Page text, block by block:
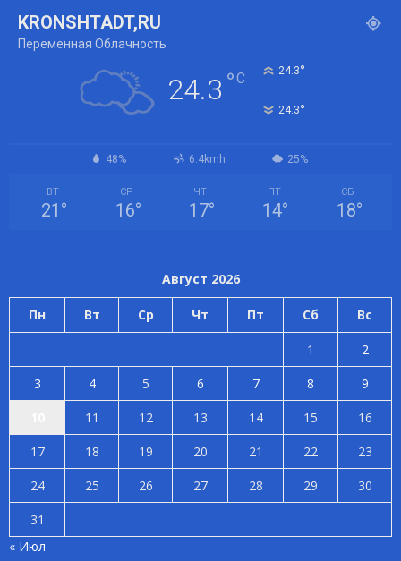
KRONSHTADT,RU
Переменная Облачность
24.3 °C 24.3°
24.3°
48% 6.4kmh 25%
ВТ
21 °
СР
16°
ЧТ
17°
ПТ
14°
СБ
18°
Август 2026
Пн Вт Ср Чт Пт Сб Вс
1
2
3
4 5 6 7 8
9
11 12 13 14 15
16
17
18 19 20 21 22
23
24
25 26 27 28 29
30
31
« Июл